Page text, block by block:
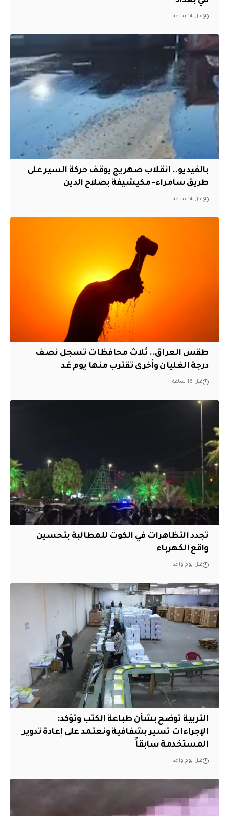
قبل 14 ساعة
بالفيديو.. انقلاب صهريج يوقف حركة السير على
طريق سامراء- مكيشيفة بصلاح الدين
قبل 14 ساعة
طقس العراق.. ثلاث محافظات تسجل نصف
درجة الغليان وأخرى تقترب منها يوم غد
قبل 16 ساعة
تجدد التظاهرات في الكوت للمطالبة بتحسين
واقع الكهرباء
قبل يوم واحد
التربية توضح بشأن طباعة الكتب وتؤكد:
الإجراءات تسير بشفافية ونعتمد على إعادة تدوير
المستخدمة سابقاً
قبل يوم واحد